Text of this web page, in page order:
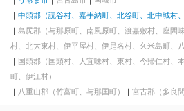
中頭郡（読谷村、嘉手納町、北谷町、北中城村
島尻郡（与那原町、南風原町、渡嘉敷村、座間
村、北大東村、伊平屋村、伊是名村、久米島町、八
国頭郡（国頭村、大宜味村、東村、今帰仁村、
町、伊江村）
八重山郡（竹富町、与那国町）
宮古郡（多良間